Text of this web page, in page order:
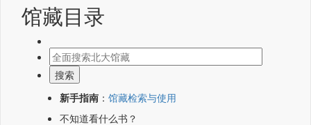
馆藏目录
新手指南 ： 馆藏检索与使用
不知道看什么书？